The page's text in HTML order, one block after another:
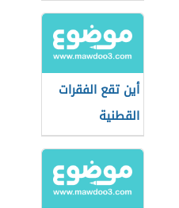
أين تقع الفقرات
القطنية